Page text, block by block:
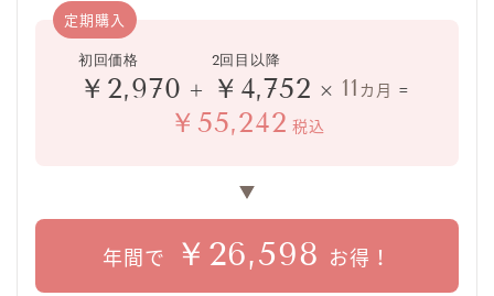
￥2,970 ＋ ￥4,752 × 11 カ月 =
￥55,242 税込
年間で ￥26,598 お得！